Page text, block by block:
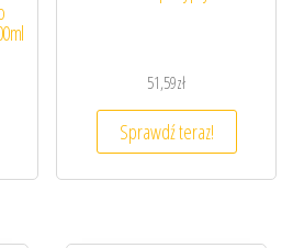
51,59zł
Sprawdź teraz!